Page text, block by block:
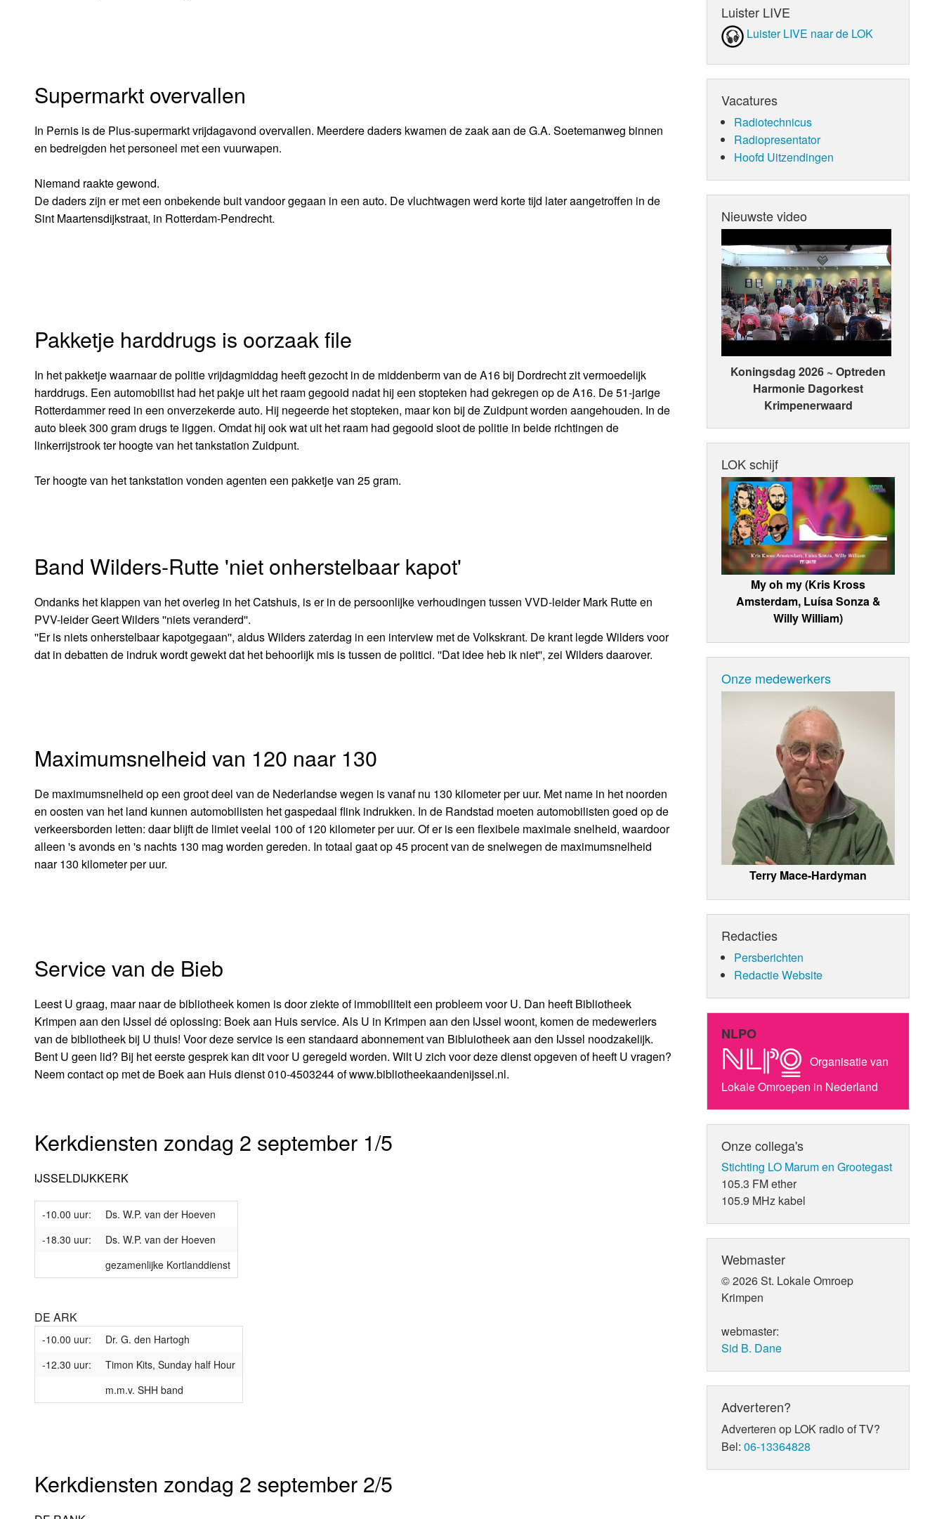
Supermarkt overvallen
In Pernis is de Plus-supermarkt vrijdagavond overvallen. Meerdere daders kwamen de zaak aan de G.A. Soetemanweg binnen
en bedreigden het personeel met een vuurwapen.
Niemand raakte gewond.
De daders zijn er met een onbekende buit vandoor gegaan in een auto. De vluchtwagen werd korte tijd later aangetroffen in de
Sint Maartensdijkstraat, in Rotterdam-Pendrecht.
Pakketje harddrugs is oorzaak file
In het pakketje waarnaar de politie vrijdagmiddag heeft gezocht in de middenberm van de A16 bij Dordrecht zit vermoedelijk
harddrugs. Een automobilist had het pakje uit het raam gegooid nadat hij een stopteken had gekregen op de A16. De 51-jarige
Rotterdammer reed in een onverzekerde auto. Hij negeerde het stopteken, maar kon bij de Zuidpunt worden aangehouden. In de
auto bleek 300 gram drugs te liggen. Omdat hij ook wat uit het raam had gegooid sloot de politie in beide richtingen de
linkerrijstrook ter hoogte van het tankstation Zuidpunt.
Ter hoogte van het tankstation vonden agenten een pakketje van 25 gram.
Band Wilders-Rutte 'niet onherstelbaar kapot'
Ondanks het klappen van het overleg in het Catshuis, is er in de persoonlijke verhoudingen tussen VVD-leider Mark Rutte en
PVV-leider Geert Wilders ''niets veranderd''.
''Er is niets onherstelbaar kapotgegaan'', aldus Wilders zaterdag in een interview met de Volkskrant. De krant legde Wilders voor
dat in debatten de indruk wordt gewekt dat het behoorlijk mis is tussen de politici. ''Dat idee heb ik niet'', zei Wilders daarover.
Maximumsnelheid van 120 naar 130
De maximumsnelheid op een groot deel van de Nederlandse wegen is vanaf nu 130 kilometer per uur. Met name in het noorden
en oosten van het land kunnen automobilisten het gaspedaal flink indrukken. In de Randstad moeten automobilisten goed op de
verkeersborden letten: daar blijft de limiet veelal 100 of 120 kilometer per uur. Of er is een flexibele maximale snelheid, waardoor
alleen 's avonds en 's nachts 130 mag worden gereden. In totaal gaat op 45 procent van de snelwegen de maximumsnelheid
naar 130 kilometer per uur.
Service van de Bieb
Leest U graag, maar naar de bibliotheek komen is door ziekte of immobiliteit een probleem voor U. Dan heeft Bibliotheek
Krimpen aan den IJssel dé oplossing: Boek aan Huis service. Als U in Krimpen aan den IJssel woont, komen de medewerlers
van de bibliotheek bij U thuis! Voor deze service is een standaard abonnement van Bibluiotheek aan den IJssel noodzakelijk.
Bent U geen lid? Bij het eerste gesprek kan dit voor U geregeld worden. Wilt U zich voor deze dienst opgeven of heeft U vragen?
Neem contact op met de Boek aan Huis dienst 010-4503244 of www.bibliotheekaandenijssel.nl.
Kerkdiensten zondag 2 september 1/5
IJSSELDIJKKERK
-10.00 uur:
Ds. W.P. van der Hoeven
-18.30 uur:
Ds. W.P. van der Hoeven
gezamenlijke Kortlanddienst
DE ARK
-10.00 uur:
Dr. G. den Hartogh
-12.30 uur:
Timon Kits, Sunday half Hour
m.m.v. SHH band
Kerkdiensten zondag 2 september 2/5
Luister LIVE
Luister LIVE naar de LOK
Vacatures
Radiotechnicus
Radiopresentator
Hoofd Uitzendingen
Nieuwste video
Koningsdag 2026 ~ Optreden
Harmonie Dagorkest
Krimpenerwaard
LOK schijf
My oh my (Kris Kross
Amsterdam, Luísa Sonza &
Willy William)
Onze medewerkers
Terry Mace-Hardyman
Redacties
Persberichten
Redactie Website
NLPO
Organisatie van
Lokale Omroepen in Nederland
Onze collega's
Stichting LO Marum en Grootegast
105.3 FM ether
105.9 MHz kabel
Webmaster
© 2026 St. Lokale Omroep
Krimpen
webmaster:
Sid B. Dane
Adverteren?
Adverteren op LOK radio of TV?
Bel:06-13364828